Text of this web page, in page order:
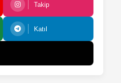
Takip
Katıl